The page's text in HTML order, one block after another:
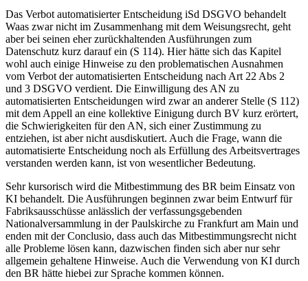
Das Verbot automatisierter Entscheidung iSd DSGVO behandelt
Waas zwar nicht im Zusammenhang mit dem Weisungsrecht, geht
aber bei seinen eher zurückhaltenden Ausführungen zum
Datenschutz kurz darauf ein (S 114). Hier hätte sich das Kapitel
wohl auch einige Hinweise zu den problematischen Ausnahmen
vom Verbot der automatisierten Entscheidung nach Art 22 Abs 2
und 3 DSGVO verdient. Die Einwilligung des AN zu
automatisierten Entscheidungen wird zwar an anderer Stelle (S 112)
mit dem Appell an eine kollektive Einigung durch BV kurz erörtert,
die Schwierigkeiten für den AN, sich einer Zustimmung zu
entziehen, ist aber nicht ausdiskutiert. Auch die Frage, wann die
automatisierte Entscheidung noch als Erfüllung des Arbeitsvertrages
verstanden werden kann, ist von wesentlicher Bedeutung.
Sehr kursorisch wird die Mitbestimmung des BR beim Einsatz von
KI behandelt. Die Ausführungen beginnen zwar beim Entwurf für
Fabriksausschüsse anlässlich der verfassungsgebenden
Nationalversammlung in der Paulskirche zu Frankfurt am Main und
enden mit der Conclusio, dass auch das Mitbestimmungsrecht nicht
alle Probleme lösen kann, dazwischen finden sich aber nur sehr
allgemein gehaltene Hinweise. Auch die Verwendung von KI durch
den BR hätte hiebei zur Sprache kommen können.